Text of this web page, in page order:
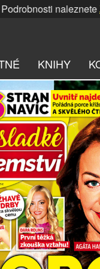
nalezneteZDE. |
KNIHY